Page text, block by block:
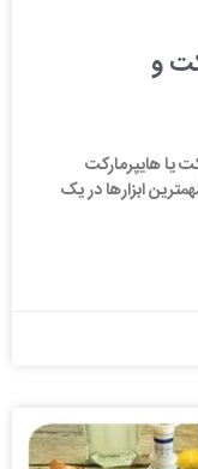
و
یا هایپرمارکت
ابزارها در یک